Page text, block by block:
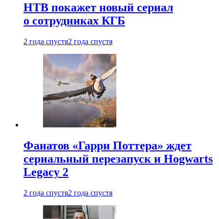
НТВ покажет новый сериал
о сотрудниках КГБ
2 года спустя2 года спустя
Фанатов «Гарри Поттера» ждет
сериальный перезапуск и Hogwarts
Legacy 2
2 года спустя2 года спустя